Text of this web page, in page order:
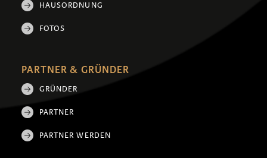
HAUSORDNUNG
FOTOS
PARTNER & GRÜNDER
GRÜNDER
PARTNER
PARTNER WERDEN